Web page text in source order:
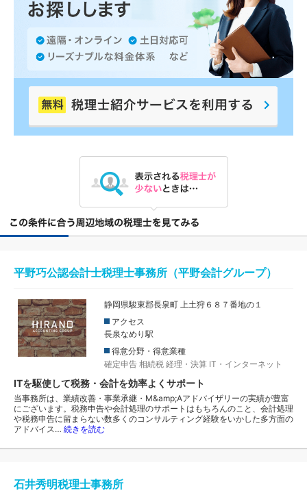
平野巧公認会計士税理士事務所（平野会計グループ）
静岡県駿東郡長泉町 上土狩６８７番地の１
アクセス
長泉なめり駅
得意分野・得意業種
確定申告 相続税 経理・決算 IT・インターネット
ITを駆使して税務・会計を効率よくサポート
当事務所は、業績改善・事業承継・M&amp;Aアドバイザリーの実績が豊富
にございます。税務申告や会計処理のサポートはもちろんのこと、会計処理
や税務申告に留まらない数多くのコンサルティング経験をいかした多方面の
アドバイス… 続きを読む
石井秀明税理士事務所